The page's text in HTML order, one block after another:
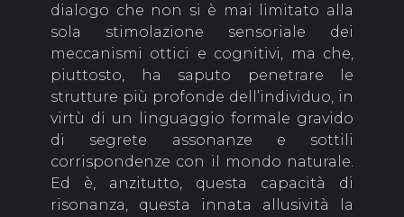
dialogo che non si è mai limitato alla
sola stimolazione sensoriale dei
meccanismi ottici e cognitivi, ma che,
piuttosto, ha saputo penetrare le
strutture più profonde dell’individuo, in
virtù di un linguaggio formale gravido
di segrete assonanze e sottili
corrispondenze con il mondo naturale.
Ed è, anzitutto, questa capacità di
risonanza, questa innata allusività la